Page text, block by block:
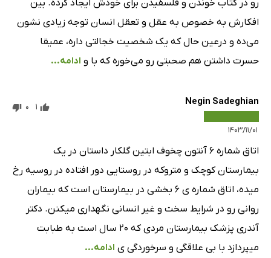
رو در کتاب خوندن و فلسفیدن برای خودش ایجاد کرده. بین
افکارش به خصوص به عقل و تعقل انسان توجه زیادی نشون
می‌ده و درعین حال که یک شخصیت خجالتی داره، عمیقا
حسرت داشتن هم صحبتی رو می‌خوره که با و ادامه...
Negin Sadeghian
۱۴۰۳/۱۱/۰۱
1
0
اتاق شماره ۶ آنتون چخوف ابتین گلکار داستان در یک
بیمارستان کوچک و متروکه در روستایی دور افتاده در روسیه رخ
میده، اتاق شماره ی ۶ بخشی در بیمارستان است که بیماران
روانی رو در شرایط سخت و غیر انسانی نگهداری میکنن. دکتر
آندری پزشک بیمارستان مردی که ۲۰ سال است به طبابت
میپردازد با بی علاقگی و سرخوردگی ی ادامه...